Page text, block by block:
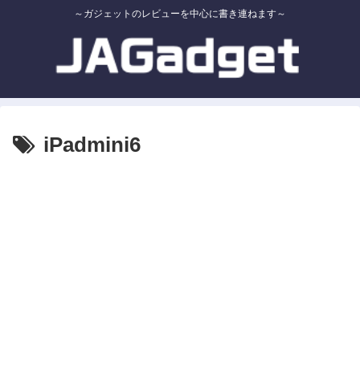
～ガジェットのレビューを中心に書き連ねます～
iPadmini6